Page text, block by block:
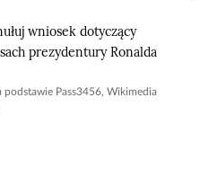
wniosek dotyczący
prezydentury Ronalda
Pass3456, Wikimedia